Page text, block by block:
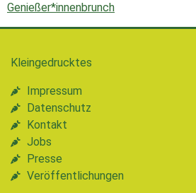
Genießer*innenbrunch
Kleingedrucktes
Impressum
Datenschutz
Kontakt
Jobs
Presse
Veröffentlichungen